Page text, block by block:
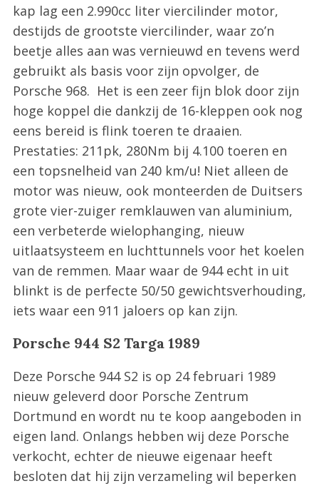
kap lag een 2.990cc liter viercilinder motor,
destijds de grootste viercilinder, waar zo’n
beetje alles aan was vernieuwd en tevens werd
gebruikt als basis voor zijn opvolger, de
Porsche 968. Het is een zeer fijn blok door zijn
hoge koppel die dankzij de 16-kleppen ook nog
eens bereid is flink toeren te draaien.
Prestaties: 211pk, 280Nm bij 4.100 toeren en
een topsnelheid van 240 km/u! Niet alleen de
motor was nieuw, ook monteerden de Duitsers
grote vier-zuiger remklauwen van aluminium,
een verbeterde wielophanging, nieuw
uitlaatsysteem en luchttunnels voor het koelen
van de remmen. Maar waar de 944 echt in uit
blinkt is de perfecte 50/50 gewichtsverhouding,
iets waar een 911 jaloers op kan zijn.
Porsche 944 S2 Targa 1989
Deze Porsche 944 S2 is op 24 februari 1989
nieuw geleverd door Porsche Zentrum
Dortmund en wordt nu te koop aangeboden in
eigen land. Onlangs hebben wij deze Porsche
verkocht, echter de nieuwe eigenaar heeft
besloten dat hij zijn verzameling wil beperken